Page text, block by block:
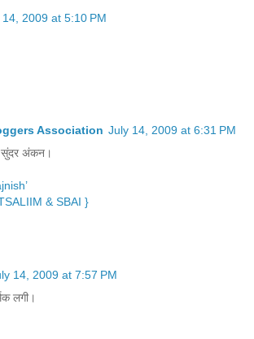
14, 2009 at 5:10 PM
Association July 14, 2009 at 6:31 PM
सुंदर अंकन।
& SBAI }
14, 2009 at 7:57 PM
लगी।